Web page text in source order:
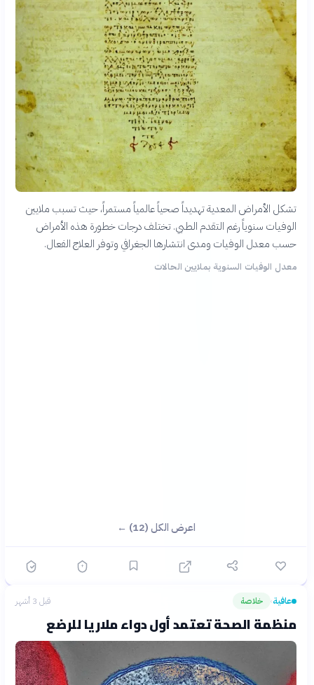
تشكل الأمراض المعدية تهديداً صحياً عالمياً مستمراً، حيث تسبب ملايين
الوفيات سنوياً رغم التقدم الطبي. تختلف درجات خطورة هذه الأمراض
حسب معدل الوفيات ومدى انتشارها الجغرافي وتوفر العلاج الفعال.
معدل الوفيات السنوية بملايين الحالات
اعرض الكل (12) ←
عافية› خلاصة قبل 3 أشهر
منظمة الصحة تعتمد أول دواء ملاريا للرضع